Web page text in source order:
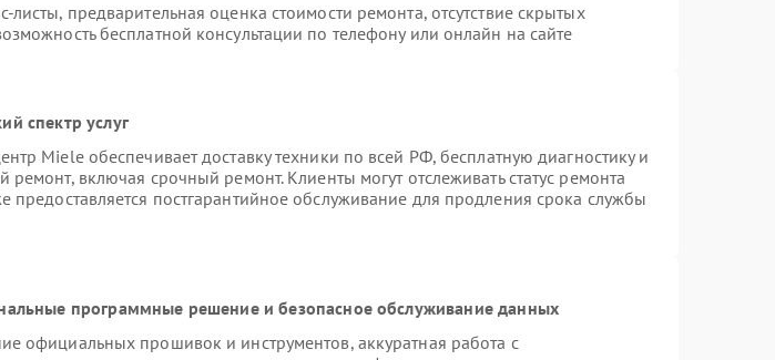
листы, предварительная оценка стоимости ремонта, отсутствие скрытых
бесплатной консультации по телефону или онлайн на сайте
спектр услуг
Miele обеспечивает доставку техники по всей РФ, бесплатную диагностику и
ремонт, включая срочный ремонт. Клиенты могут отслеживать статус ремонта
предоставляется постгарантийное обслуживание для продления срока службы
программные решение и безопасное обслуживание данных
официальных прошивок и инструментов, аккуратная работа с